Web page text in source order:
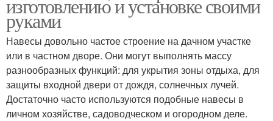
Навесы из
поликарбоната
П-т для навесов
изготовлению и установке своими
руками
Навесы довольно частое строение на дачном участке
или в частном дворе. Они могут выполнять массу
разнообразных функций: для укрытия зоны отдыха, для
защиты входной двери от дождя, солнечных лучей.
Достаточно часто используются подобные навесы в
личном хозяйстве, садоводческом и огородном деле.